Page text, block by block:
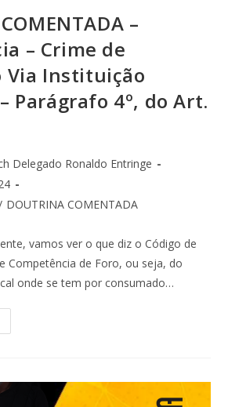
–
– Crime de
Via Instituição
Parágrafo 4º, do Art.
Delegado Ronaldo Entringe
DOUTRINA COMENTADA
vamos ver o que diz o Código de
Competência de Foro, ou seja, do
onde se tem por consumado…